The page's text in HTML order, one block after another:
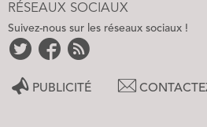
RÉSEAUX SOCIAUX
Suivez-nous sur les réseaux sociaux !
PUBLICITÉ